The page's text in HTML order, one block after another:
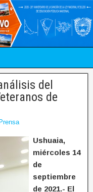
del
de
Prensa
Ushuaia,
miércoles 14
de
septiembre
de 2021.- El